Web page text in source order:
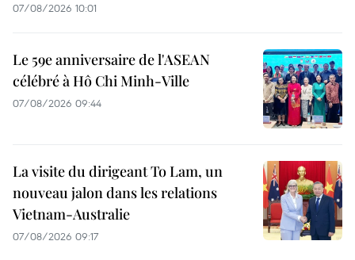
07/08/2026 10:01
Le 59e anniversaire de l'ASEAN
célébré à Hô Chi Minh-Ville
07/08/2026 09:44
La visite du dirigeant To Lam, un
nouveau jalon dans les relations
Vietnam-Australie
07/08/2026 09:17